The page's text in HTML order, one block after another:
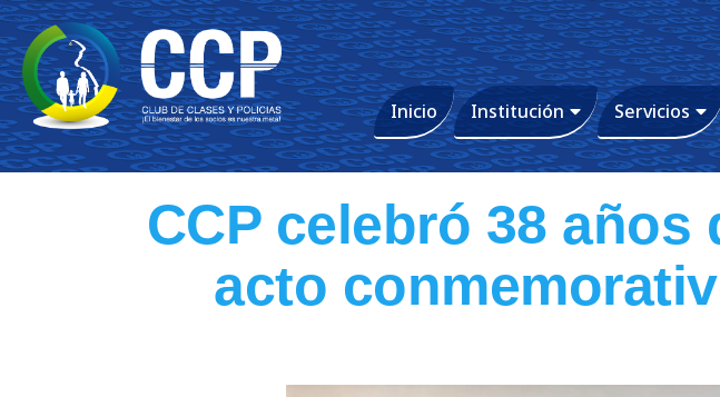
Inicio Institución Servicios
CCP celebró 38
acto